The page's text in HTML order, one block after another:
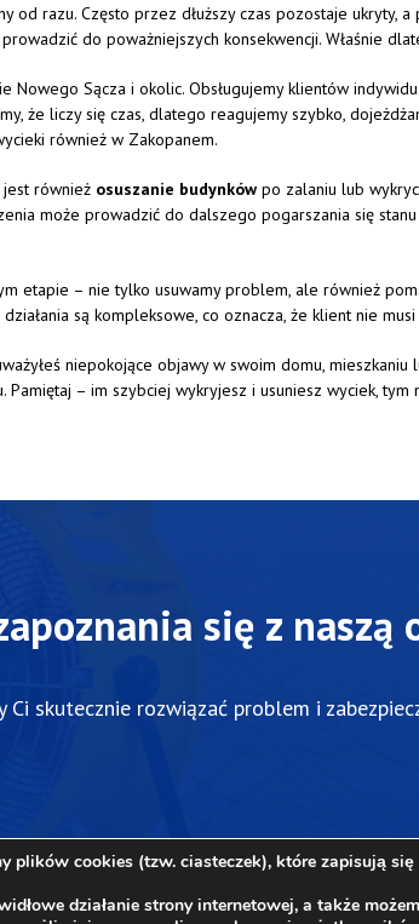
od razu. Często przez dłuższyczas pozostaje ukryty, a
prowadzić do poważniejszych konsekwencji. Właśnie
Nowego Sącza i okolic. Obsługujemyklientów
że liczysię czas, dlatego reagujemyszybko,
również w Zakopanem.
jest również osuszanie budynków po zalaniu lub
może prowadzić do dalszego pogarszania się
etapie – nietylko usuwamyproblem, ale również
działania są kompleksowe, co oznacza, że klient nie musi
niepokojące objawyw swoim domu, mieszkaniu
Pamiętaj – im szybciej wykryjesz i usuniesz wyciek,tym
się z
Ci skutecznie rozwiązać problem i
plików cookies (tzw. ciasteczek), które zapisują
działanie strony internetowej, a także